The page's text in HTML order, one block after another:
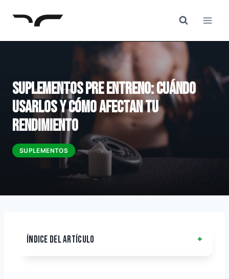
SUPLEMENTOS
Suplementos Pre Entreno: Cuándo
Usarlos y Cómo Afectan tu
Rendimiento
ÍNDICE DEL ARTÍCULO